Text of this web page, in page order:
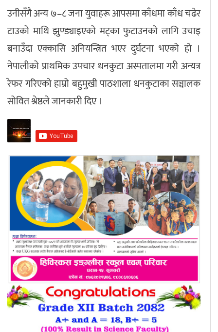
उनीसँगै अन्य ७–८ जना युवाहरू आपसमा काँधमा काँध चढेर
टाउको माथि झुण्ड्याइएको मट्का फुटाउनको लागि उचाइ
बनाउँदा एक्कासि अनियन्त्रित भएर दुर्घटना भएको हो ।
नेपालीको प्राथमिक उपचार धनकुटा अस्पतालमा गरी अन्यत्र
रेफर गरिएको हाम्रो बहुमुखी पाठशाला धनकुटाका सञ्चालक
सोवित श्रेष्ठले जानकारी दिए ।